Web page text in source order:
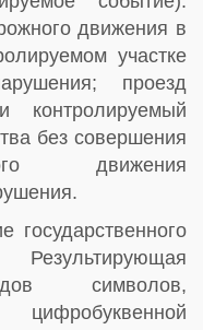
движения в
участке
проезд
контролируемый
без совершения
движения
государственного
Результирующая
символов,